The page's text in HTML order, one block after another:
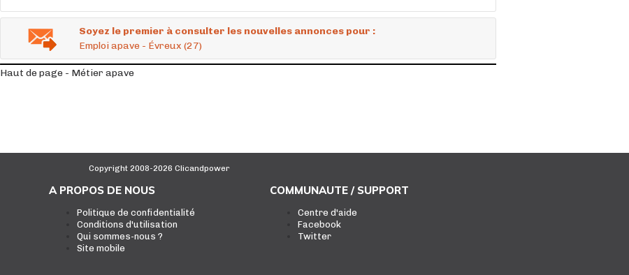
Soyez le premier à consulter les nouvelles annonces pour :
Emploi apave - Évreux (27)
Haut de page - Métier apave
Copyright 2008-2026 Clicandpower
A PROPOS DE NOUS
Politique de confidentialité
Conditions d'utilisation
Qui sommes-nous ?
Site mobile
COMMUNAUTE / SUPPORT
Centre d'aide
Facebook
Twitter